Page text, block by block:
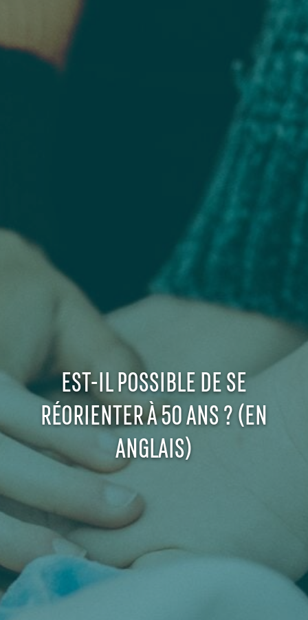
EST-IL POSSIBLE DE SE
RÉORIENTER À 50 ANS ? (EN
ANGLAIS)